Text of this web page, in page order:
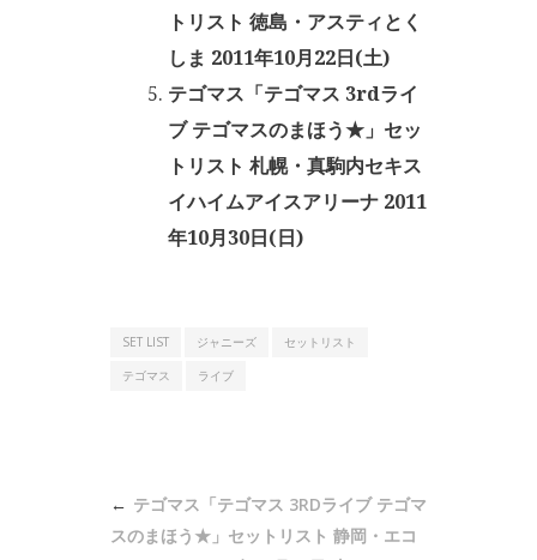
トリスト 徳島・アスティとく
しま 2011年10月22日(土)
テゴマス「テゴマス 3rdライ
ブ テゴマスのまほう★」セッ
トリスト 札幌・真駒内セキス
イハイムアイスアリーナ 2011
年10月30日(日)
SET LIST ジャニーズ
セットリスト
テゴマス
ライブ
テゴマス「テゴマス 3RDライブ テゴマ
スのまほう★」セットリスト 静岡・エコ